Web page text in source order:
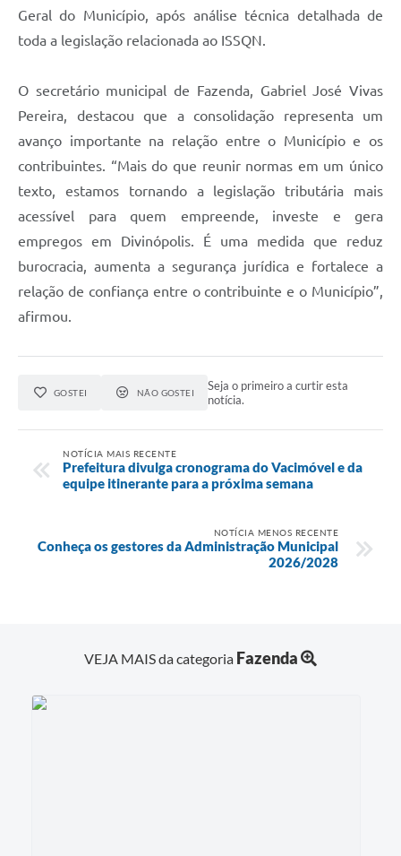
Geral do Município, após análise técnica detalhada de
toda a legislação relacionada ao ISSQN.
O secretário municipal de Fazenda, Gabriel José Vivas
Pereira, destacou que a consolidação representa um
avanço importante na relação entre o Município e os
contribuintes. “Mais do que reunir normas em um único
texto, estamos tornando a legislação tributária mais
acessível para quem empreende, investe e gera
empregos em Divinópolis. É uma medida que reduz
burocracia, aumenta a segurança jurídica e fortalece a
relação de confiança entre o contribuinte e o Município”,
afirmou.
GOSTEI NÃO GOSTEI
Seja o primeiro a curtir esta
notícia.
NOTÍCIA MAIS RECENTE
Prefeitura divulga cronograma do Vacimóvel e da
equipe itinerante para a próxima semana
NOTÍCIA MENOS RECENTE
Conheça os gestores da Administração Municipal
2026/2028
VEJA MAIS da categoria Fazenda